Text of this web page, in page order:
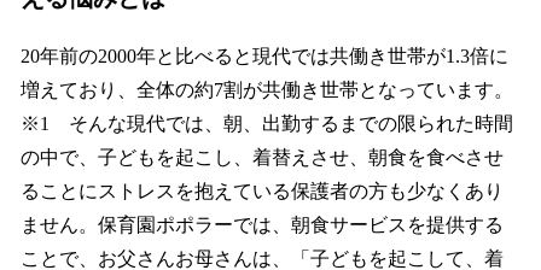
20年前の2000年と比べると現代では共働き世帯が1.3倍に
増えており、全体の約7割が共働き世帯となっています。
※1 そんな現代では、朝、出勤するまでの限られた時間
の中で、子どもを起こし、着替えさせ、朝食を食べさせ
ることにストレスを抱えている保護者の方も少なくあり
ません。保育園ポポラーでは、朝食サービスを提供する
ことで、お父さんお母さんは、「子どもを起こして、着